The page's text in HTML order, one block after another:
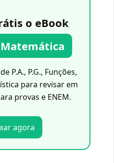
o eBook
P.A., P.G., Funções,
para revisar em
provas e ENEM.
agora